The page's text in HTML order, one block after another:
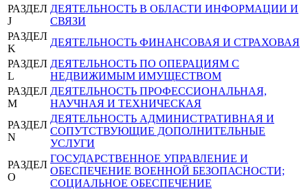
РАЗДЕЛ
J
ДЕЯТЕЛЬНОСТЬ В ОБЛАСТИ ИНФОРМАЦИИ И
СВЯЗИ
РАЗДЕЛ
K
ДЕЯТЕЛЬНОСТЬ ФИНАНСОВАЯ И СТРАХОВАЯ
РАЗДЕЛ
L
ДЕЯТЕЛЬНОСТЬ ПО ОПЕРАЦИЯМ С
НЕДВИЖИМЫМ ИМУЩЕСТВОМ
РАЗДЕЛ
M
ДЕЯТЕЛЬНОСТЬ ПРОФЕССИОНАЛЬНАЯ,
НАУЧНАЯ И ТЕХНИЧЕСКАЯ
РАЗДЕЛ
N
ДЕЯТЕЛЬНОСТЬ АДМИНИСТРАТИВНАЯ И
СОПУТСТВУЮЩИЕ ДОПОЛНИТЕЛЬНЫЕ
УСЛУГИ
РАЗДЕЛ
O
ГОСУДАРСТВЕННОЕ УПРАВЛЕНИЕ И
ОБЕСПЕЧЕНИЕ ВОЕННОЙ БЕЗОПАСНОСТИ;
СОЦИАЛЬНОЕ ОБЕСПЕЧЕНИЕ